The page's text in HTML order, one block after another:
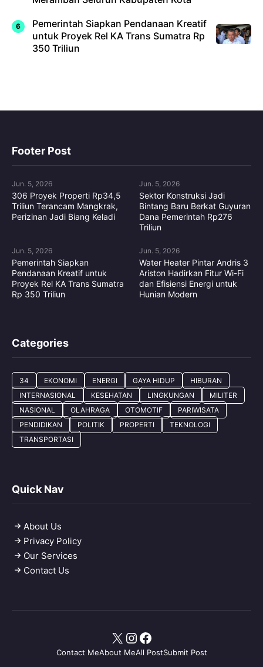
Pemerintah Siapkan Pendanaan Kreatif
untuk Proyek Rel KA Trans Sumatra Rp
350 Triliun
Footer Post
Jun. 5, 2026
306 Proyek Properti Rp34,5
Triliun Terancam Mangkrak,
Perizinan Jadi Biang Keladi
Jun. 5, 2026
Sektor Konstruksi Jadi
Bintang Baru Berkat Guyuran
Dana Pemerintah Rp276
Triliun
Jun. 5, 2026
Pemerintah Siapkan
Pendanaan Kreatif untuk
Proyek Rel KA Trans Sumatra
Rp 350 Triliun
Jun. 5, 2026
Water Heater Pintar Andris 3
Ariston Hadirkan Fitur Wi-Fi
dan Efisiensi Energi untuk
Hunian Modern
Categories
34 EKONOMI ENERGI GAYA HIDUP
HIBURAN
INTERNASIONAL
KESEHATAN LINGKUNGAN
MILITER
NASIONAL
OLAHRAGA OTOMOTIF
PARIWISATA
PENDIDIKAN
POLITIK PROPERTI
TEKNOLOGI
TRANSPORTASI
Quick Nav
About Us
Privacy Policy
Our Services
Contact Us
Contact MeAbout MeAll PostSubmit Post
X Instagram
Facebook